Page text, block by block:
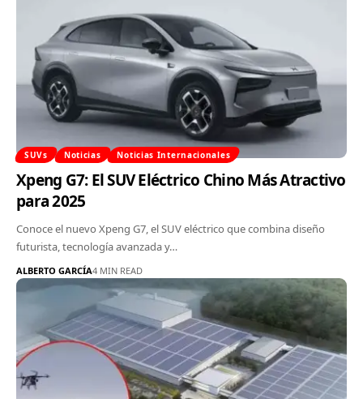
SUVs Noticias Noticias Internacionales
Xpeng G7: El SUV Eléctrico Chino Más Atractivo
para 2025
Conoce el nuevo Xpeng G7, el SUV eléctrico que combina diseño
futurista, tecnología avanzada y…
ALBERTO GARCÍA4 MIN READ